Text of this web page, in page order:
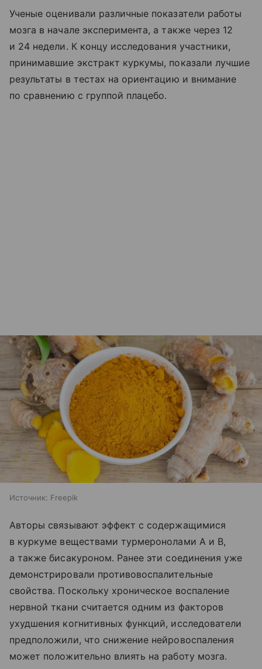
Ученые оценивали различные показатели работы
мозга в начале эксперимента, а также через 12
и 24 недели. К концу исследования участники,
принимавшие экстракт куркумы, показали лучшие
результаты в тестах на ориентацию и внимание
по сравнению с группой плацебо.
Источник: Freepik
Авторы связывают эффект с содержащимися
в куркуме веществами турмеронолами A и B,
а также бисакуроном. Ранее эти соединения уже
демонстрировали противовоспалительные
свойства. Поскольку хроническое воспаление
нервной ткани считается одним из факторов
ухудшения когнитивных функций, исследователи
предположили, что снижение нейровоспаления
может положительно влиять на работу мозга.